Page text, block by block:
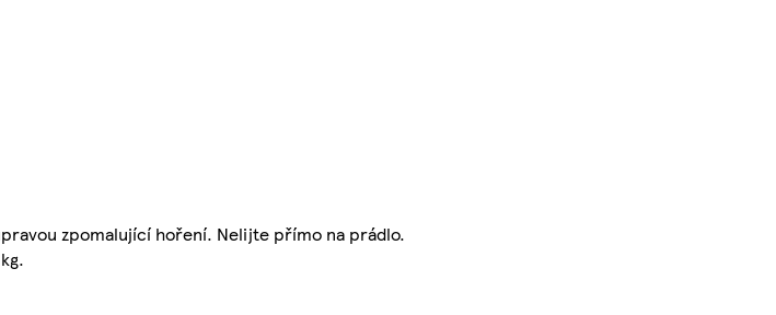
zpomalující hoření. Nelijte přímo na prádlo.